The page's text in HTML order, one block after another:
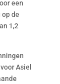
een
de
1,2
Asiel